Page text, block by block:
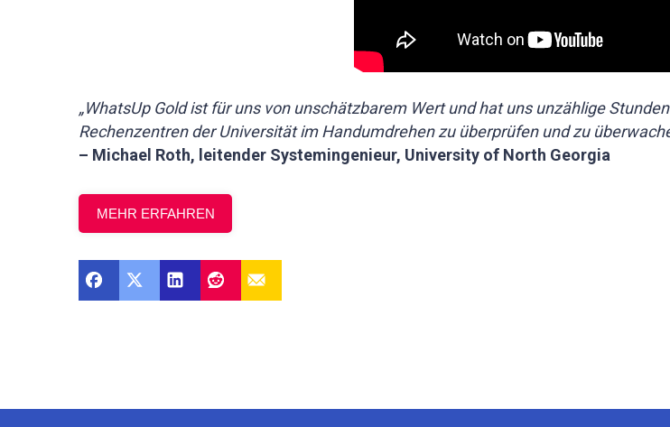
„WhatsUp Gold ist für uns von unschätzbarem Wert und hat uns unzählige
Rechenzentren der Universität im Handumdrehen zu überprüfen und zu
– Michael Roth, leitender Systemingenieur, University of North Georgia
MEHR ERFAHREN